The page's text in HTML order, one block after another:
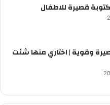
قصيرة للاطفال
وقوية | اختاري منها شئت